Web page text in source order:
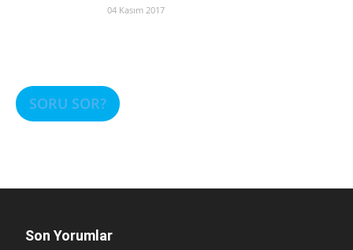
04 Kasım 2017
SORU SOR?
Son Yorumlar